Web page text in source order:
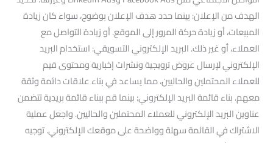
الهدف من الإعلان: بينما حدد هدف الإعلان بوضوح، سواء كان زيادة
المبيعات، أو زيادة حركة المرور إلى الموقع. أو زيادة التواصل مع
العملاء، أو غير ذلك. البريد الإلكتروني التسويقي: استخدام البريد
الإلكتروني لإرسال عروض ترويجية ونشرات إخبارية ومحتوى قيم
للعملاء المحتملين والحاليين، مما يساعد في بناء علاقات دائمة وثقة
معهم. بناء قائمة البريد الإلكتروني: بينما قم ببناء قائمة بريدية تتضمن
عناوين البريد الإلكتروني للعملاء المحتملين والحاليين. واجعل عملية
الاشتراك في القائمة سهلة وواضحة على موقعك الإلكتروني. توجيه